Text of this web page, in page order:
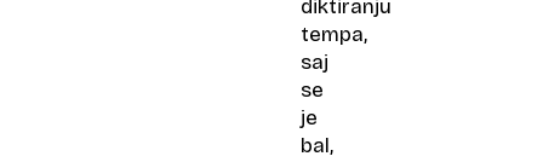
diktiranju
tempa,
saj
se
je
bal,